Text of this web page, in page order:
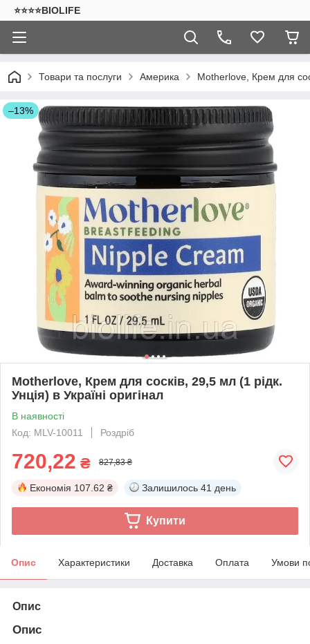
⭐⭐⭐⭐BIOLIFE
Товари та послуги Америка Motherlove, Крем для
–13%
Motherlove, Крем для сосків, 29,5 мл (1 рідк.
Унція) в Україні оригінал
В наявності
Код: MLV-10011
Роздріб
720,22 ₴ 827,83 ₴
Економія 107.62 ₴ Залишилось 41 день
Купити
Опис Характеристики Доставка Оплата Умови
Опис
Опис